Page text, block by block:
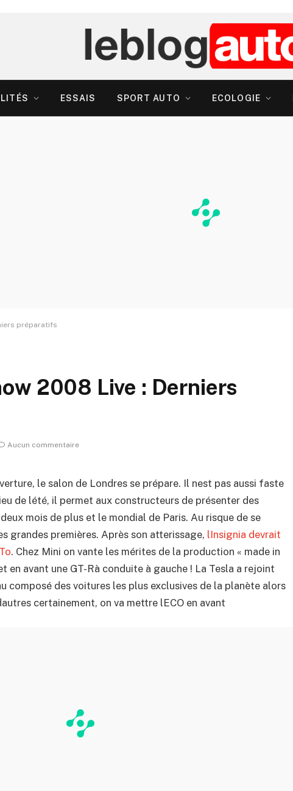
ESSAIS SPORT AUTO ECOLOGIE
préparatifs
2008 Live : Derniers
Aucun commentaire
le salon de Londres se prépare. Il nest pas aussi faste
de lété, il permet aux constructeurs de présenter des
mois de plus et le mondial de Paris. Au risque de se
grandes premières. Après son atterissage, lInsignia devrait
. Chez Mini on vante les mérites de la production « made in
en avant une GT-Rà conduite à gauche ! La Tesla a rejoint
composé des voitures les plus exclusives de la planète alors
certainement, on va mettre lECO en avant